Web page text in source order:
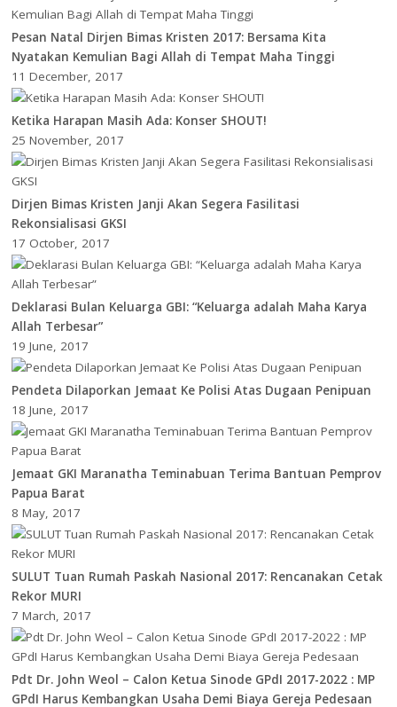
Pesan Natal Dirjen Bimas Kristen 2017: Bersama Kita
Nyatakan Kemulian Bagi Allah di Tempat Maha Tinggi
11 December, 2017
Ketika Harapan Masih Ada: Konser SHOUT!
25 November, 2017
Dirjen Bimas Kristen Janji Akan Segera Fasilitasi
Rekonsialisasi GKSI
17 October, 2017
Deklarasi Bulan Keluarga GBI: “Keluarga adalah Maha Karya
Allah Terbesar”
19 June, 2017
Pendeta Dilaporkan Jemaat Ke Polisi Atas Dugaan Penipuan
18 June, 2017
Jemaat GKI Maranatha Teminabuan Terima Bantuan Pemprov
Papua Barat
8 May, 2017
SULUT Tuan Rumah Paskah Nasional 2017: Rencanakan Cetak
Rekor MURI
7 March, 2017
Pdt Dr. John Weol – Calon Ketua Sinode GPdI 2017-2022 : MP
GPdI Harus Kembangkan Usaha Demi Biaya Gereja Pedesaan